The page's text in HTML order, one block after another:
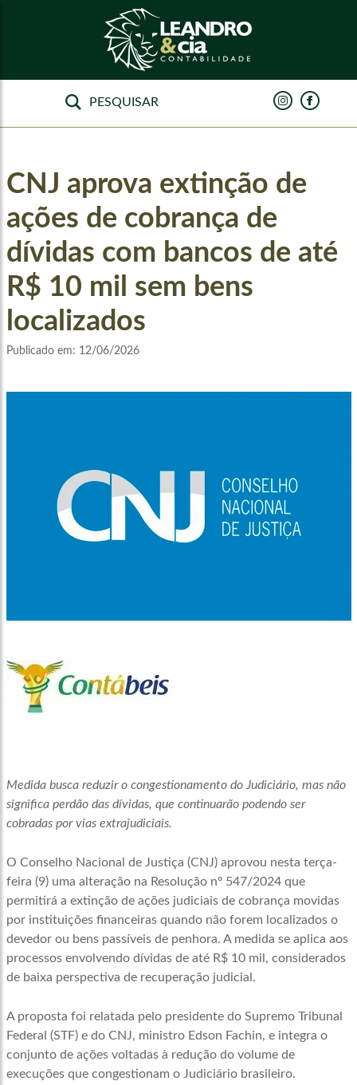
CNJ aprova extinção de
ações de cobrança de
dívidas com bancos de até
R$ 10 mil sem bens
localizados
Publicado em: 12/06/2026
Medida busca reduzir o congestionamento do Judiciário, mas não
significa perdão das dívidas, que continuarão podendo ser
cobradas por vias extrajudiciais.
O Conselho Nacional de Justiça (CNJ) aprovou nesta terça-
feira (9) uma alteração na Resolução nº 547/2024 que
permitirá a extinção de ações judiciais de cobrança movidas
por instituições financeiras quando não forem localizados o
devedor ou bens passíveis de penhora. A medida se aplica aos
processos envolvendo dívidas de até R$ 10 mil, considerados
de baixa perspectiva de recuperação judicial.
A proposta foi relatada pelo presidente do Supremo Tribunal
Federal (STF) e do CNJ, ministro Edson Fachin, e integra o
conjunto de ações voltadas à redução do volume de
execuções que congestionam o Judiciário brasileiro.